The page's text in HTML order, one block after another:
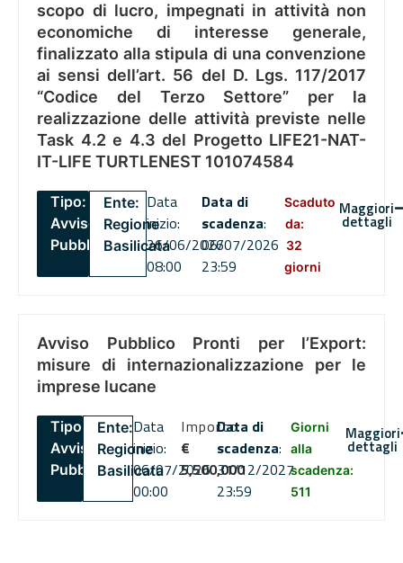
scopo di lucro, impegnati in attività non
economiche di interesse generale,
finalizzato alla stipula di una convenzione
ai sensi dell’art. 56 del D. Lgs. 117/2017
“Codice del Terzo Settore” per la
realizzazione delle attività previste nelle
Task 4.2 e 4.3 del Progetto LIFE21-NAT-
IT-LIFE TURTLENEST 101074584
Tipo:
Avviso
Pubblico
Ente:
Regione
Basilicata
Data
inizio:
26/06/2026
08:00
Data di
scadenza:
06/07/2026
23:59
Scaduto
da:
32
giorni
Maggiori
dettagli
Avviso Pubblico Pronti per l’Export:
misure di internazionalizzazione per le
imprese lucane
Tipo:
Avviso
Pubblico
Ente:
Regione
Basilicata
Data
inizio:
06/07/2026
00:00
Importo
€
5,500,000
Data di
scadenza:
31/12/2027
23:59
Giorni
alla
scadenza:
511
Maggiori
dettagli